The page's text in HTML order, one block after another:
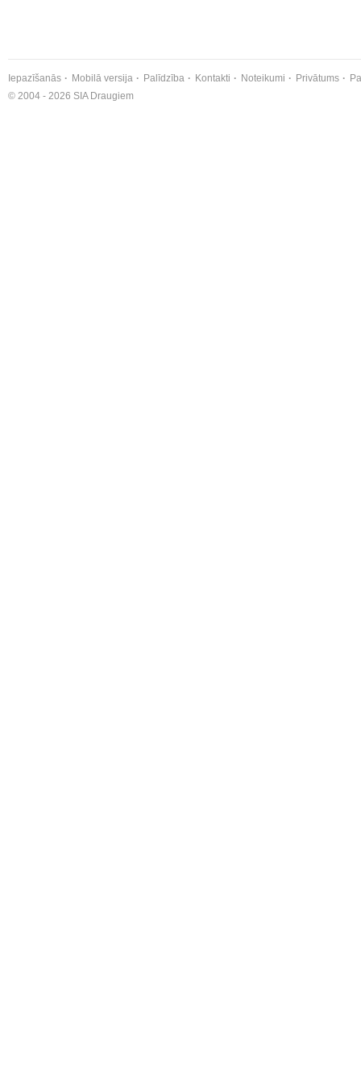
Iepazīšanās Mobilā versija Palīdzība Kontakti Noteikumi Privātums
© 2004 - 2026 SIA Draugiem